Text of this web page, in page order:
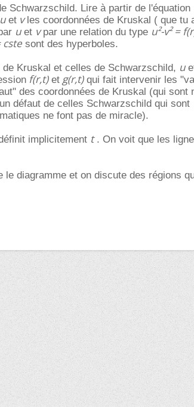
Schwarzschild. Lire à partir de l'équation
uet vles coordonnées de Kruskal ( que tu
uet vpar une relation du type u²-v² =
cste sont des hyperboles.
Kruskal et celles de Schwarzschild, u
f(r,t)et g(r,t)qui fait intervenir les
des coordonnées de Kruskal (qui sont
défaut de celles Schwarzschild qui sont
ne font pas de miracle).
implicitement t. On voit que les
le diagramme et on discute des régions